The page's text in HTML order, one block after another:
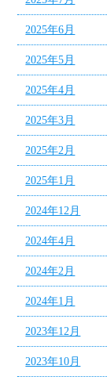
2025年6月
2025年5月
2025年4月
2025年3月
2025年2月
2025年1月
2024年12月
2024年4月
2024年2月
2024年1月
2023年12月
2023年10月